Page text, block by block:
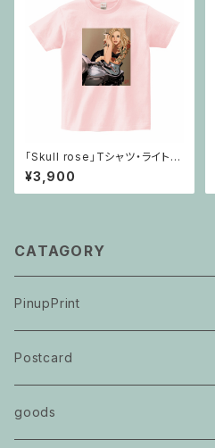
「Skull rose」Tシャツ・ライトピ
ンク
¥3,900
CATAGORY
PinupPrint
世太郎
Postcard
世太郎
goods